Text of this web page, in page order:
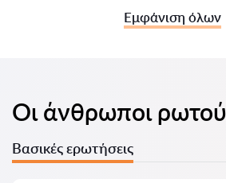
Εμφάνιση όλων
Οι άνθρωποι
Βασικές ερωτήσεις